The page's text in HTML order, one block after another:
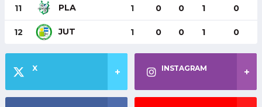
11 PLA 1 0 0 1 0
12 JUT 1 0 0 1 0
X INSTAGRAM